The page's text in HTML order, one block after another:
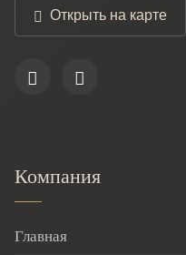
Открыть на карте
Компания
Главная